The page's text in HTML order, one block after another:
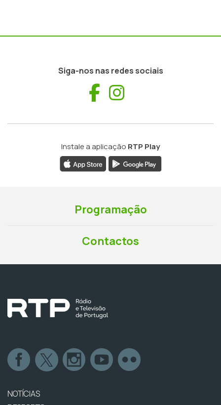
Siga-nos nas redes sociais
Facebook
Instale a aplicação RTP Play
Programação
Contactos
NOTÍCIAS